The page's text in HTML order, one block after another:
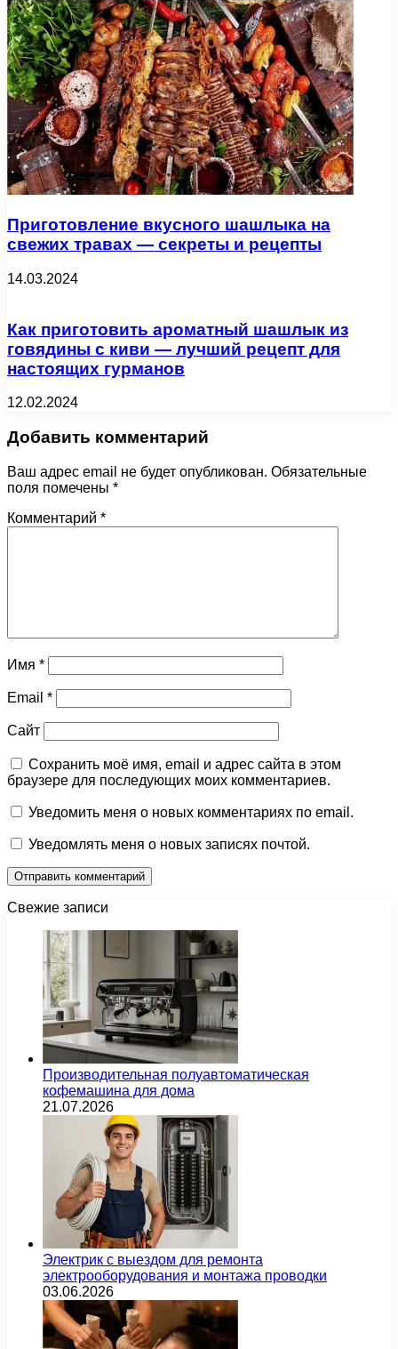
Приготовление вкусного шашлыка на
свежих травах — секреты и рецепты
14.03.2024
Как приготовить ароматный шашлык из
говядины с киви — лучший рецепт для
настоящих гурманов
12.02.2024
Добавить комментарий
Ваш адрес email не будет опубликован. Обязательные
поля помечены *
Комментарий *
Имя *
Email *
Сайт
Сохранить моё имя, email и адрес сайта в этом
браузере для последующих моих комментариев.
Уведомить меня о новых комментариях по email.
Уведомлять меня о новых записях почтой.
Свежие записи
Производительная полуавтоматическая
кофемашина для дома
21.07.2026
Электрик с выездом для ремонта
электрооборудования и монтажа проводки
03.06.2026